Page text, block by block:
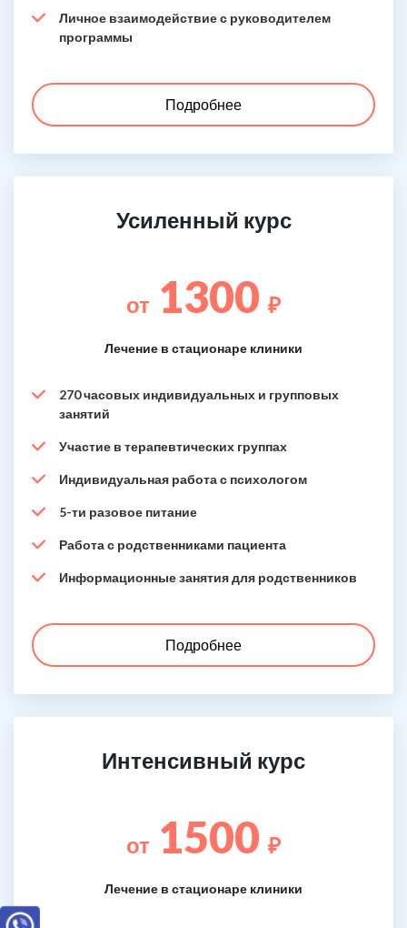
Личное взаимодействие с руководителем
программы
Подробнее
Усиленный курс
от 1300 ₽
Лечение в стационаре клиники
270 часовых индивидуальных и групповых
занятий
Участие в терапевтических группах
Индивидуальная работа с психологом
5-ти разовое питание
Работа с родственниками пациента
Информационные занятия для родственников
Подробнее
Интенсивный курс
от 1500 ₽
Лечение в стационаре клиники